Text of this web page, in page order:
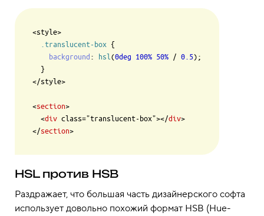
<style>
.translucent-box {
background : hsl (0deg 100% 50% / 0.5);
</style>
<section>
  <
div class="translucent-box"></div>
</section
HSL против HSB
Раздражает, что большая часть дизайнерского софта
использует довольно похожий формат HSB (Hue-